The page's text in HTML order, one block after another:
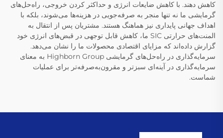
کاهش دهند. با کاهش ضایعات انرژی و حداکثر کردن خروجی، راه‌حل‌های
گرمایشی ما نه تنها منجر به صرفه‌جویی در هزینه‌ها می‌شوند، بلکه با
اهداف جهانی پایداری نیز هماهنگ هستند. مشتریان پس از انتقال به
المنت‌های حرارتی SIC ما، کاهش قابل توجهی در قبض‌های انرژی خود
گزارش داده‌اند که مزایای اقتصادی محصولات ما را نشان می‌دهد.
سرمایه‌گذاری در راه‌حل‌های گرمایشی Highborn Group به معنای
سرمایه‌گذاری در آینه‌ای سبزتر و مقرون‌به‌صرفه‌تر برای عملیات
شماست.